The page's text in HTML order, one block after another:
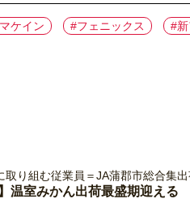
ケイン #フェニックス #
温室みかん出荷最盛期迎える